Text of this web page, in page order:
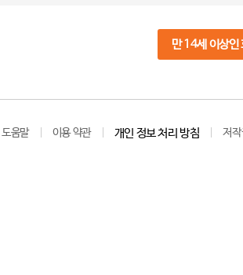
만 14세 이상인
도움말 이용 약관 개인 정보 처리 방침 저